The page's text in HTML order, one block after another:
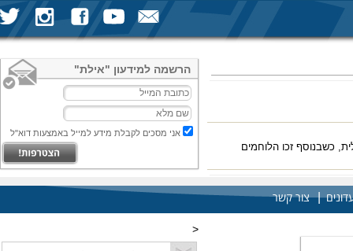
הרשמה למידעון "אילת"
אני מסכים לקבלת מידע למייל באמצעות דוא"ל
כשבנוסף זכו הלוחמים
| צור קשר
<